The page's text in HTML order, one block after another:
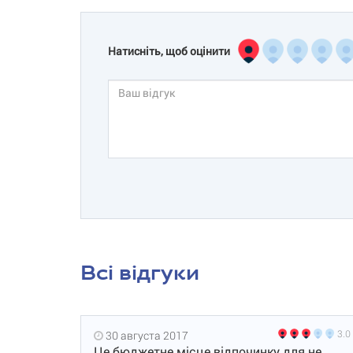
Натисніть, щоб оцінити
Всі відгуки
30 августа 2017 3.0